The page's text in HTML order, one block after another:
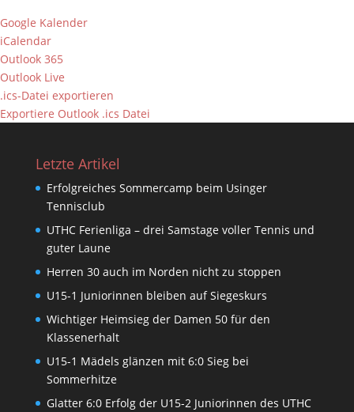
Google Kalender
iCalendar
Outlook 365
Outlook Live
.ics-Datei exportieren
Exportiere Outlook .ics Datei
Letzte Artikel
Erfolgreiches Sommercamp beim Usinger
Tennisclub
UTHC Ferienliga – drei Samstage voller Tennis und
guter Laune
Herren 30 auch im Norden nicht zu stoppen
U15-1 Juniorinnen bleiben auf Siegeskurs
Wichtiger Heimsieg der Damen 50 für den
Klassenerhalt
U15-1 Mädels glänzen mit 6:0 Sieg bei
Sommerhitze
Glatter 6:0 Erfolg der U15-2 Juniorinnen des UTHC